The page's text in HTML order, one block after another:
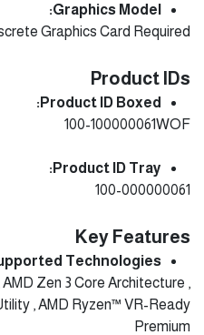
Graphics Model:
Graphics Card Required
Product IDs
Product ID Boxed:
100-100000061WOF
Product ID Tray:
100-000000061
Key Features
Technologies:
Zen 3 Core Architecture ,
, AMD Ryzen™ VR-Ready
Premium